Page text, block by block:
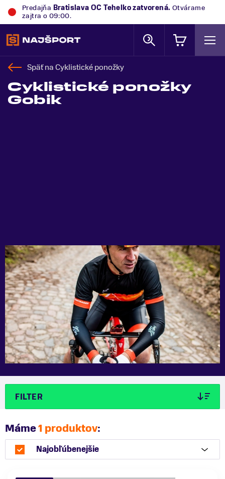
Predajňa Bratislava OC Tehelkozatvorená. Otvárame
zajtra o 09:00.
Späť naCyklistické ponožky
Cyklistické ponožky
Gobik
FILTER
Máme1 produktov:
Najobľúbenejšie